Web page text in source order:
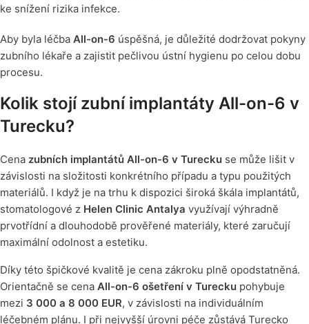
ke snížení rizika infekce.
Aby byla léčba All-on-6 úspěšná, je důležité dodržovat pokyny
zubního lékaře a zajistit pečlivou ústní hygienu po celou dobu
procesu.
Kolik stojí zubní implantáty All-on-6 v
Turecku?
Cena zubních implantátů All-on-6 v Turecku se může lišit v
závislosti na složitosti konkrétního případu a typu použitých
materiálů. I když je na trhu k dispozici široká škála implantátů,
stomatologové z Helen Clinic Antalya využívají výhradně
prvotřídní a dlouhodobě prověřené materiály, které zaručují
maximální odolnost a estetiku.
Díky této špičkové kvalitě je cena zákroku plně opodstatněná.
Orientačně se cena All-on-6 ošetření v Turecku pohybuje
mezi 3 000 a 8 000 EUR, v závislosti na individuálním
léčebném plánu. I při nejvyšší úrovni péče zůstává Turecko